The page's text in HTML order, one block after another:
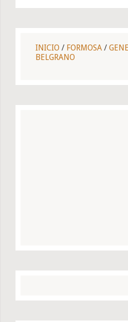
INICIO / FORMOSA /
BELGRANO